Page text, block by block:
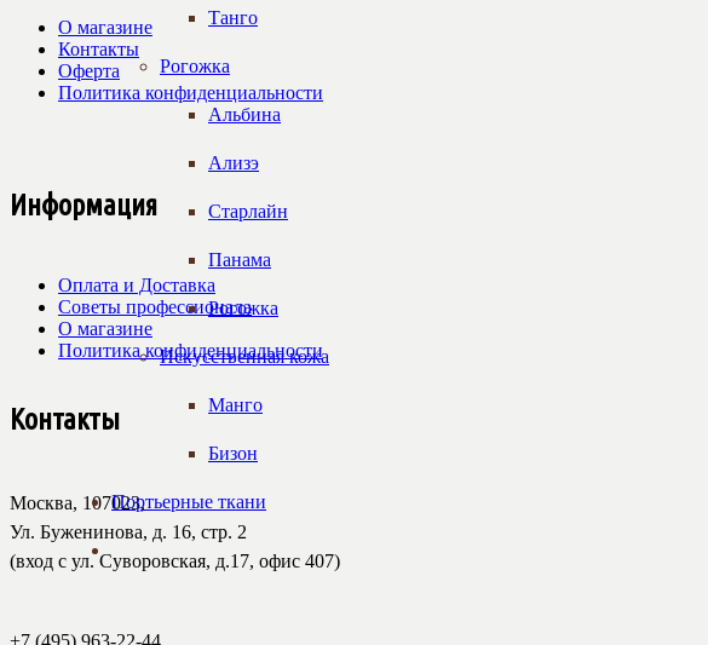
Танго
Рогожка
Альбина
Ализэ
Старлайн
Панама
Рогожка
Искусственная кожа
Манго
Бизон
Портьерные ткани
О магазине
Контакты
Оферта
Политика конфиденциальности
Информация
Оплата и Доставка
Советы профессионала
О магазине
Политика конфиденциальности
Контакты
Москва, 107023,
Ул. Буженинова, д. 16, стр. 2
(вход с ул. Суворовская, д.17, офис 407)
+7 (495) 963-22-44